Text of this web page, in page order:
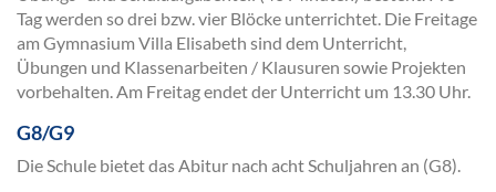
Tag werden so drei bzw. vier Blöcke unterrichtet. Die Freitage
am Gymnasium Villa Elisabeth sind dem Unterricht,
Übungen und Klassenarbeiten / Klausuren sowie Projekten
vorbehalten. Am Freitag endet der Unterricht um 13.30 Uhr.
G8/G9
Die Schule bietet das Abitur nach acht Schuljahren an (G8).